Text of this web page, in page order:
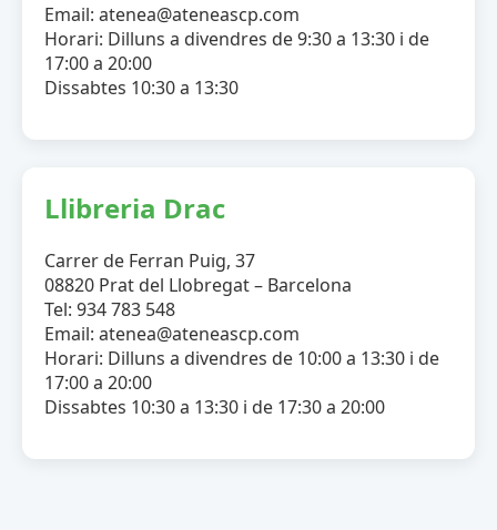
Email: atenea@ateneascp.com
Horari: Dilluns a divendres de 9:30 a 13:30 i de
17:00 a 20:00
Dissabtes 10:30 a 13:30
Llibreria Drac
Carrer de Ferran Puig, 37
08820 Prat del Llobregat – Barcelona
Tel: 934 783 548
Email: atenea@ateneascp.com
Horari: Dilluns a divendres de 10:00 a 13:30 i de
17:00 a 20:00
Dissabtes 10:30 a 13:30 i de 17:30 a 20:00